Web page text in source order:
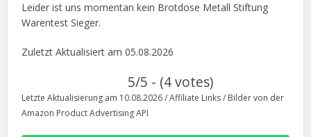
Leider ist uns momentan kein Brotdose Metall Stiftung
Warentest Sieger.
Zuletzt Aktualisiert am 05.08.2026
5/5 - (4 votes)
Letzte Aktualisierung am 10.08.2026 / Affiliate Links / Bilder von der
Amazon Product Advertising API